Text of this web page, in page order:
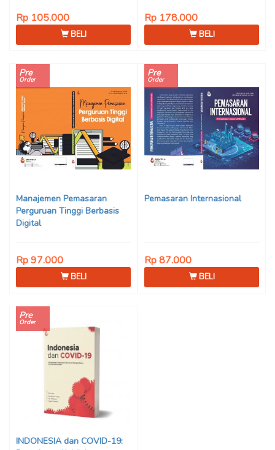
Rp 105.000
BELI
Rp 178.000
BELI
Pre
Order
Manajemen Pemasaran
Perguruan Tinggi Berbasis
Digital
Rp 97.000
BELI
Pre
Order
Pemasaran Internasional
Rp 87.000
BELI
Pre
Order
INDONESIA dan COVID-19: